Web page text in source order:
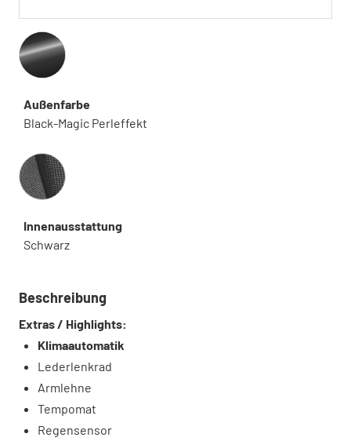
Außenfarbe
Black-Magic Perleffekt
Innenausstattung
Innenausstattung
Schwarz
Beschreibung
Extras / Highlights:
Klimaautomatik
Lederlenkrad
Armlehne
Tempomat
Regensensor